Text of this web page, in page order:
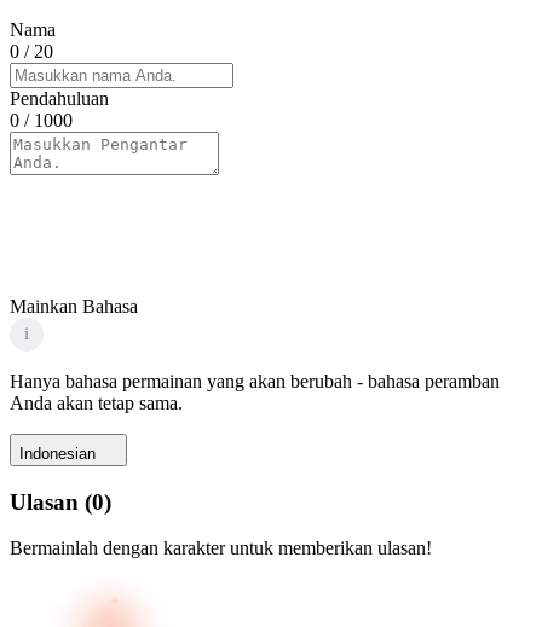
Nama
0 / 20
Pendahuluan
0 / 1000
Mainkan Bahasa
i
Hanya bahasa permainan yang akan berubah - bahasa peramban
Anda akan tetap sama.
Indonesian
Ulasan (0)
Bermainlah dengan karakter untuk memberikan ulasan!